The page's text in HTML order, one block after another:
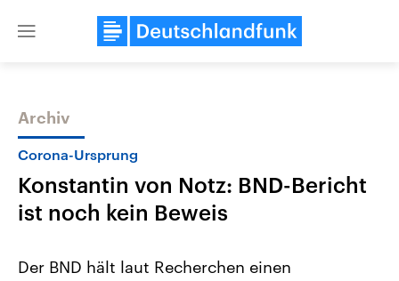
Close
Themen
Archiv
Corona-Ursprung
Konstantin von Notz: BND-Bericht
ist noch kein Beweis
Der BND hält laut Recherchen einen